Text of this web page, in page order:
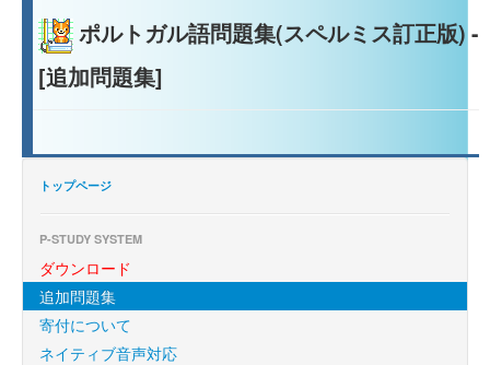
ポルトガル語問題集(スペルミス訂正版) -
[追加問題集]
トップページ
P-STUDY SYSTEM
ダウンロード
追加問題集
寄付について
ネイティブ音声対応